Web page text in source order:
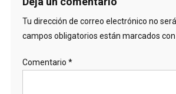
Tu dirección de correo electrónico no
campos obligatorios están marcados con
Comentario *